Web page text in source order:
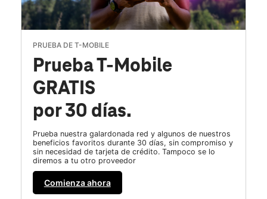
PRUEBA DE T-MOBILE
Prueba T-Mobile
GRATIS
por 30 días.
Prueba nuestra galardonada red y algunos de nuestros
beneficios favoritos durante 30 días, sin compromiso y
sin necesidad de tarjeta de crédito. Tampoco se lo
diremos a tu otro proveedor
Comienza ahora